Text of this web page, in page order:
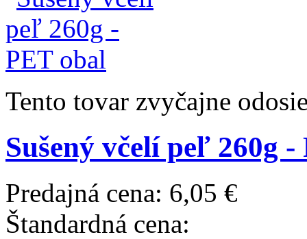
Tento tovar zvyčajne
Sušený včelí peľ 260g
Predajná cena: 6,05 €
Štandardná cena: